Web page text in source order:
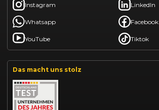
Instagram LinkedIn
Whatsapp Facebook
YouTube Tiktok
Das macht uns stolz